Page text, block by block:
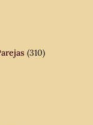
(310)